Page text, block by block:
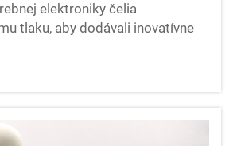
elektroniky čelia
tlaku, aby dodávali inovatívne
detailom a presnosťou.
vyžaduje riešenia pre
ktoré dokážu zodpovedať